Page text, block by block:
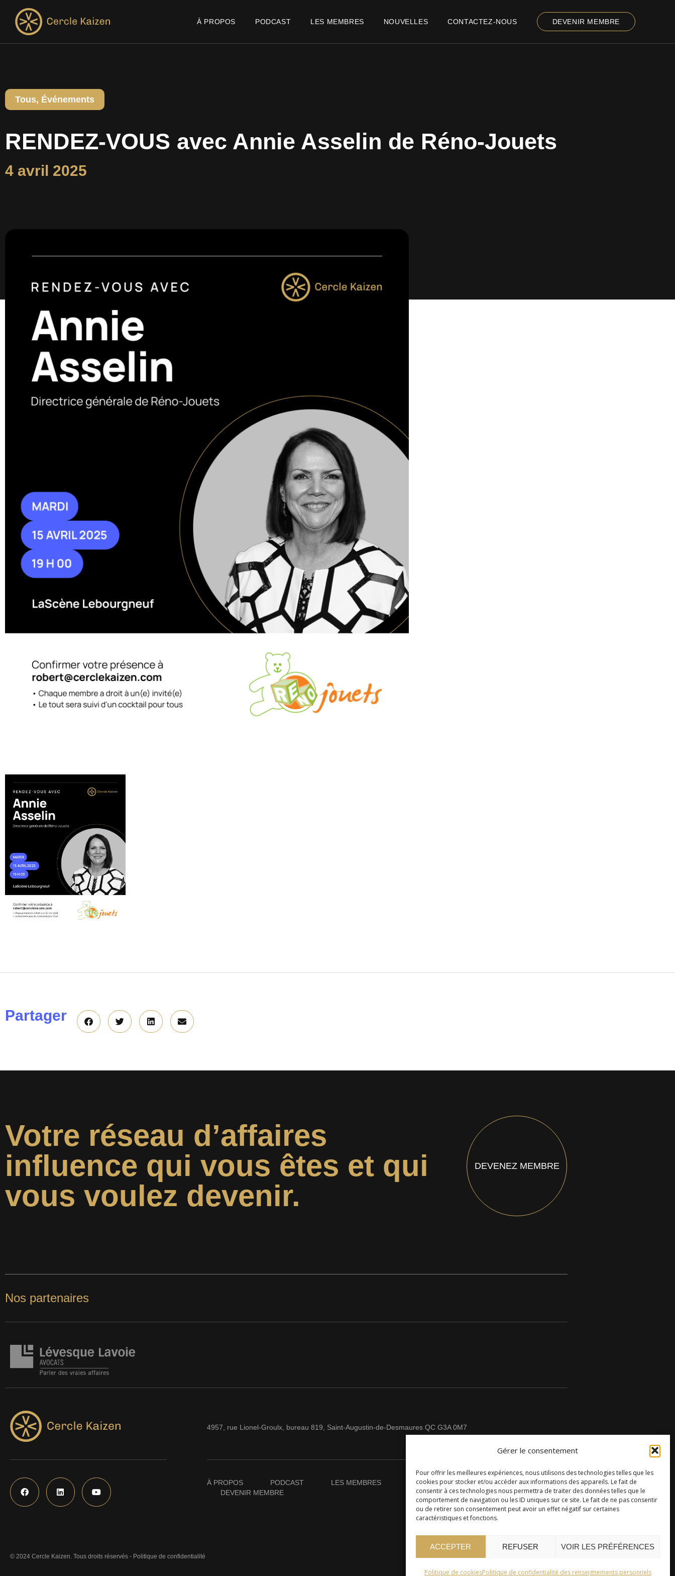
Gérer le consentement
Pour offrir les meilleures expériences, nous utilisons des technologies telles que les
cookies pour stocker et/ou accéder aux informations des appareils. Le fait de
consentir à ces technologies nous permettra de traiter des données telles que le
comportement de navigation ou les ID uniques sur ce site. Le fait de ne pas consentir
ou de retirer son consentement peut avoir un effet négatif sur certaines
caractéristiques et fonctions.
ACCEPTER REFUSER VOIR LES PRÉFÉRENCES
Politique de cookiesPolitique de confidentialité des renseignements personnels
À PROPOS PODCAST LES MEMBRES NOUVELLES CONTACTEZ-NOUS DEVENIR MEMBRE
Tous, Événements
RENDEZ-VOUS avec Annie Asselin de Réno-Jouets
4 avril 2025
Partager
Votre réseau d’affaires
influence qui vous êtes et qui
vous voulez devenir.
DEVENEZ MEMBRE
Nos partenaires
4957, rue Lionel-Groulx, bureau 819, Saint-Augustin-de-Desmaures QC G3A 0M7
À PROPOS PODCAST LES MEMBRES NOUVELLES
CONTACTEZ-NOUS
DEVENIR MEMBRE
© 2024 Cercle Kaizen. Tous droits réservés - Politique de confidentialité